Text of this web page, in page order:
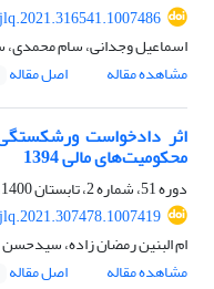
اسماعیل وجدانی، سام
مشاهده مقاله
اصل مقاله
محکومیت‌های مالی 1394
دوره 51، شماره 2، تابستان 1400، صفحه
ام البنین رمضان زاده،
مشاهده مقاله
اصل مقاله